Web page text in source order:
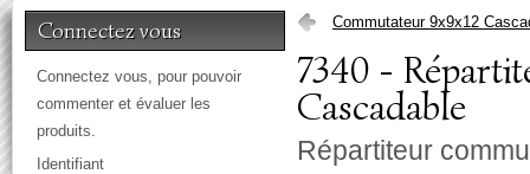
Connectez vous
Connectez vous, pour pouvoir
commenter et évaluer les
produits.
Identifiant
Commutateur 9x9x12
7340 -
Cascadable
Répartiteur